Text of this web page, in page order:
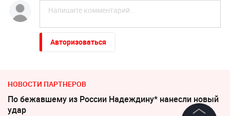
Авторизоваться
НОВОСТИ ПАРТНЕРОВ
По бежавшему из России Надеждину* нанесли новый
удар